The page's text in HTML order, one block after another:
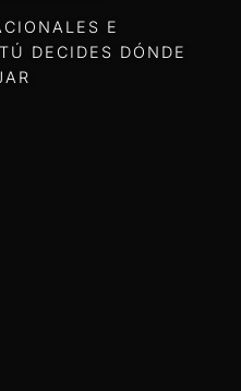
E
DECIDES DÓNDE